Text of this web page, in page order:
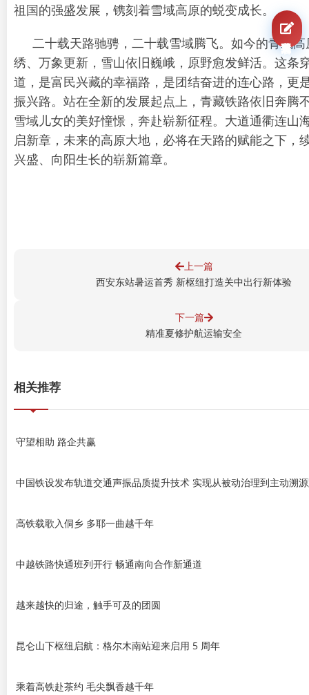
祖国的强盛发展，镌刻着雪域高原的蜕变成长。
二十载天路驰骋，二十载雪域腾飞。如今的青藏
绣、万象更新，雪山依旧巍峨，原野愈发鲜活。这条
道，是富民兴藏的幸福路，是团结奋进的连心路，更
振兴路。站在全新的发展起点上，青藏铁路依旧奔腾
雪域儿女的美好憧憬，奔赴崭新征程。大道通衢连山
启新章，未来的高原大地，必将在天路的赋能之下，
兴盛、向阳生长的崭新篇章。
上一篇
西安东站暑运首秀 新枢纽打造关中出行新体验
下一篇
精准夏修护航运输安全
相关推荐
守望相助 路企共赢
中国铁设发布轨道交通声振品质提升技术 实现从被动治理到主动溯
高铁载歌入侗乡 多耶一曲越千年
中越铁路快通班列开行 畅通南向合作新通道
越来越快的归途，触手可及的团圆
昆仑山下枢纽启航：格尔木南站迎来启用 5 周年
乘着高铁赴茶约 毛尖飘香越千年
我要报名